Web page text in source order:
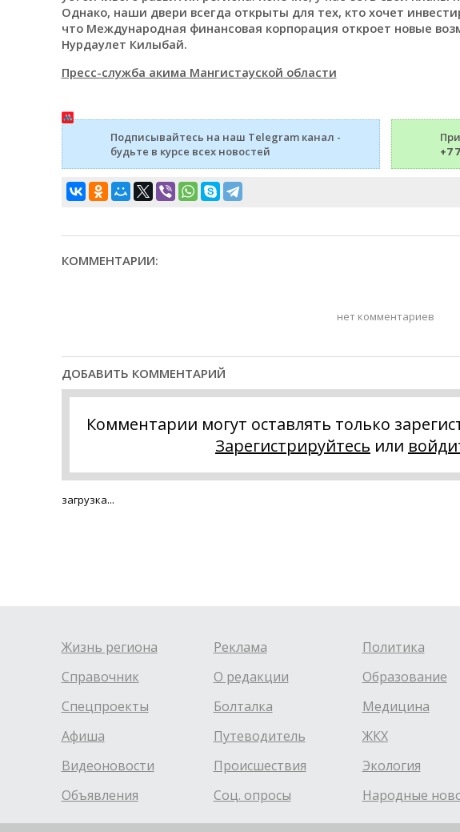
Однако, наши двери всегда открыты для тех, кто хочет
что Международная финансовая корпорация откроет новые
Нурдаулет Килыбай.
Пресс-служба акима Мангистауской области
Подписывайтесь на наш Telegram канал -
будьте в курсе всех новостей
+7
КОММЕНТАРИИ:
нет комментариев
ДОБАВИТЬ КОММЕНТАРИЙ
Комментарии могут оставлять только
Зарегистрируйтесь или
загрузка...
Жизнь региона
Справочник
Спецпроекты
Афиша
Видеоновости
Объявления
Реклама
О редакции
Болталка
Путеводитель
Происшествия
Соц. опросы
Политика
Образование
Медицина
ЖКХ
Экология
Народные